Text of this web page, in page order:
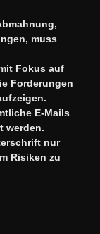
muss
Fokus auf
Forderungen
E-Mails
werden.
nur
Risiken zu